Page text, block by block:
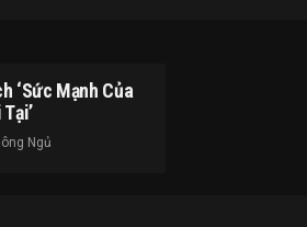
‘Sức Mạnh Của
Ngủ